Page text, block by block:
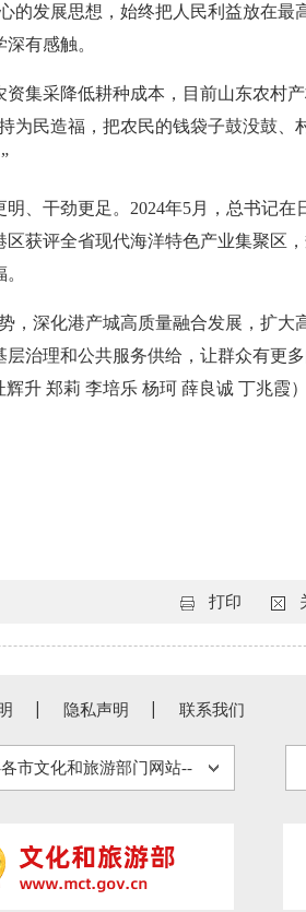
的发展思想，始终把人民利益放在最
有感触。
集采降低耕种成本，目前山东农村
为民造福，把农民的钱袋子鼓没鼓、
、干劲更足。2024年5月，总书记在
获评全省现代海洋特色产业集聚区
，深化港产城高质量融合发展，扩大
治理和公共服务供给，让群众有更
升 郑莉 李培乐 杨珂 薛良诚 丁兆霞）
打印
隐私声明 联系我们
市文化和旅游部门网站--